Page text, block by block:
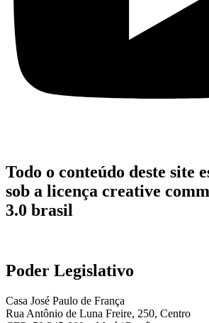
Todo o conteúdo deste site
sob a licença creative
3.0 brasil
Poder Legislativo
Casa José Paulo de França
Rua Antônio de Luna Freire, 250, Centro